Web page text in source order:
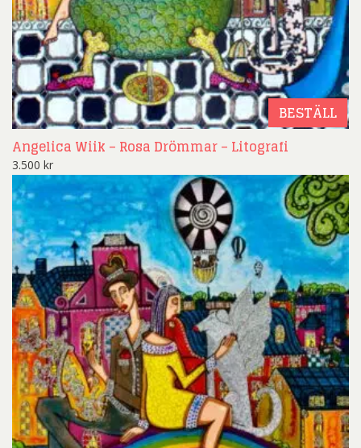
BESTÄLL
Angelica Wiik – Rosa Drömmar – Litografi
3.500 kr